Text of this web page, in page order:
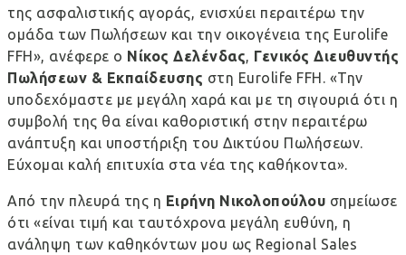
της ασφαλιστικής αγοράς, ενισχύει περαιτέρω την
ομάδα των Πωλήσεων και την οικογένεια της Eurolife
FFH», ανέφερε ο Νίκος Δελένδας, Γενικός Διευθυντής
Πωλήσεων & Εκπαίδευσης στη Eurolife FFH. «Την
υποδεχόμαστε με μεγάλη χαρά και με τη σιγουριά ότι η
συμβολή της θα είναι καθοριστική στην περαιτέρω
ανάπτυξη και υποστήριξη τoυ Δικτύου Πωλήσεων.
Εύχομαι καλή επιτυχία στα νέα της καθήκοντα».
Από την πλευρά της η Ειρήνη Νικολοπούλου σημείωσε
ότι «είναι τιμή και ταυτόχρονα μεγάλη ευθύνη, η
ανάληψη των καθηκόντων μου ως Regional Sales